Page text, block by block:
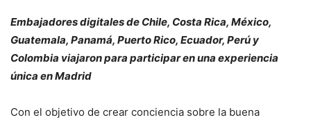
Embajadores digitales de Chile, Costa Rica, México,
Guatemala, Panamá, Puerto Rico, Ecuador, Perú y
Colombia viajaron para participar en una experiencia
única en Madrid
Con el objetivo de crear conciencia sobre la buena